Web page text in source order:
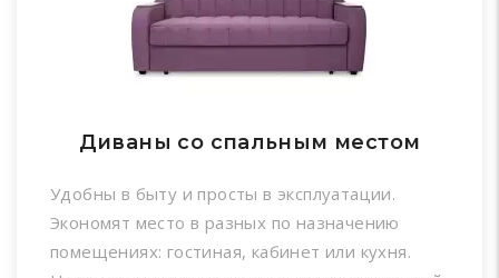
Диваны со спальным местом
Удобны в быту и просты в эксплуатации.
Экономят место в разных по назначению
помещениях: гостиная, кабинет или кухня.